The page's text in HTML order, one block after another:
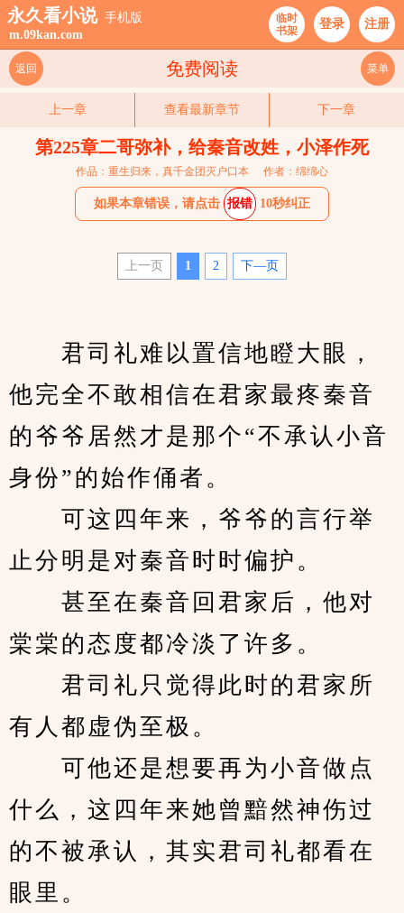
永久看小说 手机版
m.09kan.com
临时
书架
登录 注册
免费阅读
返回 菜单
上一章 查看最新章节 下一章
第225章二哥弥补，给秦音改姓，小泽作死
作品：重生归来，真千金团灭户口本 作者：绵绵心
如果本章错误，请点击 报错 10秒纠正
上一页 1 2 下—页
君司礼难以置信地瞪大眼，
他完全不敢相信在君家最疼秦音
的爷爷居然才是那个“不承认小音
身份”的始作俑者。
可这四年来，爷爷的言行举
止分明是对秦音时时偏护。
甚至在秦音回君家后，他对
棠棠的态度都冷淡了许多。
君司礼只觉得此时的君家所
有人都虚伪至极。
可他还是想要再为小音做点
什么，这四年来她曾黯然神伤过
的不被承认，其实君司礼都看在
眼里。